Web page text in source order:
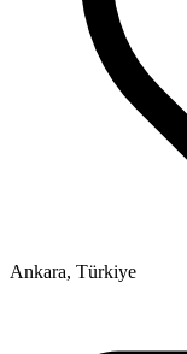
Ankara, Türkiye